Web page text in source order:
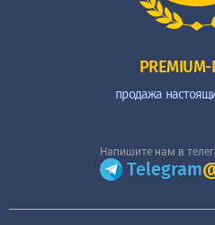
продажа
Напишите нам в
Telegram